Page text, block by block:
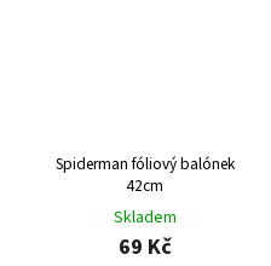
Spiderman fóliový balónek
42cm
Skladem
69 Kč